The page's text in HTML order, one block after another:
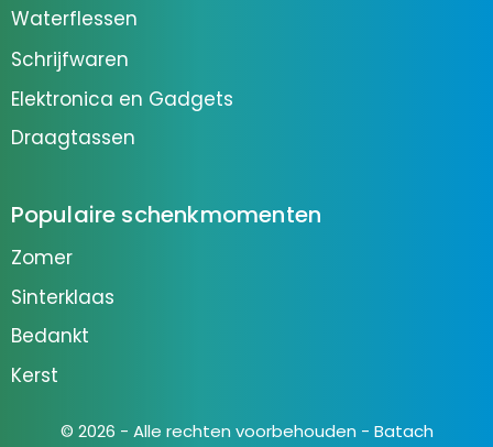
Waterflessen
Schrijfwaren
Elektronica en Gadgets
Draagtassen
Populaire schenkmomenten
Zomer
Sinterklaas
Bedankt
Kerst
© 2026 - Alle rechten voorbehouden - Batach